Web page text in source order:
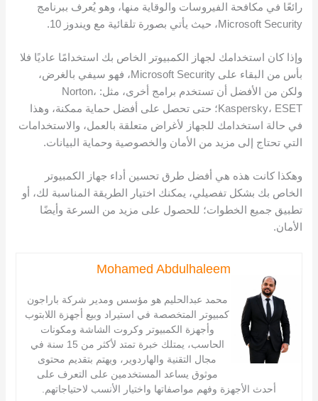
رائعًا في مكافحة الفيروسات والوقاية منها، وهو يُعرف ببرنامج
Microsoft Security، حيث يأتي بصورة تلقائية مع ويندوز 10.
وإذا كان استخدامك لجهاز الكمبيوتر الخاص بك استخدامًا عاديًا فلا
بأس من البقاء على Microsoft Security، فهو سيفي بالغرض،
ولكن من الأفضل أن تستخدم برامج أخرى، مثل: Norton،
Kaspersky، ESET؛ حتى تحصل على أفضل حماية ممكنة، وهذا
في حالة استخدامك للجهاز لأغراض متعلقة بالعمل، والاستخدامات
التي تحتاج إلى مزيد من الأمان والخصوصية وحماية البيانات.
وهكذا كانت هذه هي أفضل طرق تحسين أداء جهاز الكمبيوتر
الخاص بك بشكل تفصيلي، يمكنك اختيار الطريقة المناسبة لك، أو
تطبيق جميع الخطوات؛ للحصول على مزيد من السرعة وأيضًا
الأمان.
Mohamed Abdulhaleem
محمد عبدالحليم هو مؤسس ومدير شركة باراجون
كمبيوتر المتخصصة في استيراد وبيع أجهزة اللابتوب
وأجهزة الكمبيوتر وكروت الشاشة ومكونات
الحاسب، يمتلك خبرة تمتد لأكثر من 15 سنة في
مجال التقنية والهاردوير، ويهتم بتقديم محتوى
موثوق يساعد المستخدمين على التعرف على
أحدث الأجهزة وفهم مواصفاتها واختيار الأنسب لاحتياجاتهم.